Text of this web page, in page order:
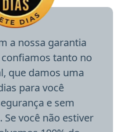
a nossa garantia
confiamos tanto no
que damos uma
para você
e sem
Se você não estiver